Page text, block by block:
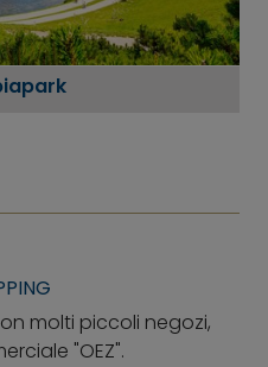
molti piccoli negozi,
"OEZ".